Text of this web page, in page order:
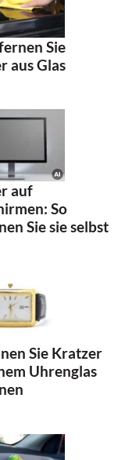
Sie
aus Glas
auf
So
Sie sie selbst
Sie Kratzer
Uhrenglas